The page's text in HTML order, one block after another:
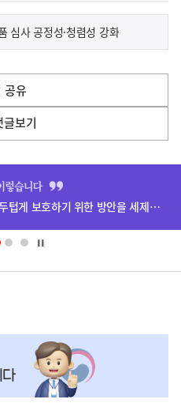
심사 공정성·청렴성 강화
공유
열
기
글보기
(보도설명) 정부는 거주용 1주택을 두텁게 보호하기 위한 방안을 세제개편안에 담았습니다.